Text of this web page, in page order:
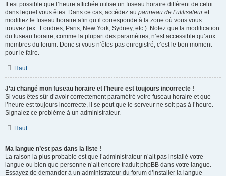
Il est possible que l’heure affichée utilise un fuseau horaire différent de celui
dans lequel vous êtes. Dans ce cas, accédez au panneau de l’utilisateuret
modifiez le fuseau horaire afin qu’il corresponde à la zone où vous vous
trouvez (ex : Londres, Paris, New York, Sydney, etc.). Notez que la modification
du fuseau horaire, comme la plupart des paramètres, n’est accessible qu’aux
membres du forum. Donc si vous n’êtes pas enregistré, c’est le bon moment
pour le faire.
Haut
J’ai changé mon fuseau horaire et l’heure est toujours incorrecte !
Si vous êtes sûr d’avoir correctement paramétré votre fuseau horaire et que
l’heure est toujours incorrecte, il se peut que le serveur ne soit pas à l’heure.
Signalez ce problème à un administrateur.
Haut
Ma langue n’est pas dans la liste !
La raison la plus probable est que l’administrateur n’ait pas installé votre
langue ou bien que personne n’ait encore traduit phpBB dans votre langue.
Essayez de demander à un administrateur du forum d’installer la langue